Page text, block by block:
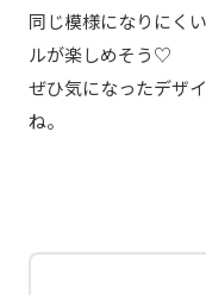
同じ模様になりにく
ルが楽しめそう♡
ぜひ気になったデザ
ね。